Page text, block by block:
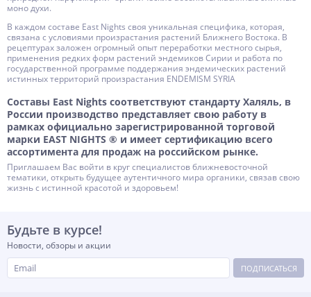
моно духи.
В каждом составе East Nights своя уникальная специфика, которая,
связана с условиями произрастания растений Ближнего Востока. В
рецептурах заложен огромный опыт переработки местного сырья,
применения редких форм растений эндемиков Сирии и работа по
государственной программе поддержания эндемических растений
истинных территорий произрастания ENDEMISM SYRIA
Составы East Nights соответствуют стандарту Халяль, в
России производство представляет свою работу в
рамках официально зарегистрированной торговой
марки EAST NIGHTS ® и имеет сертификацию всего
ассортимента для продаж на российском рынке.
Приглашаем Вас войти в круг специалистов ближневосточной
тематики, открыть будущее аутентичного мира органики, связав свою
жизнь с истинной красотой и здоровьем!
Будьте в курсе!
Новости, обзоры и акции
ПОДПИСАТЬСЯ